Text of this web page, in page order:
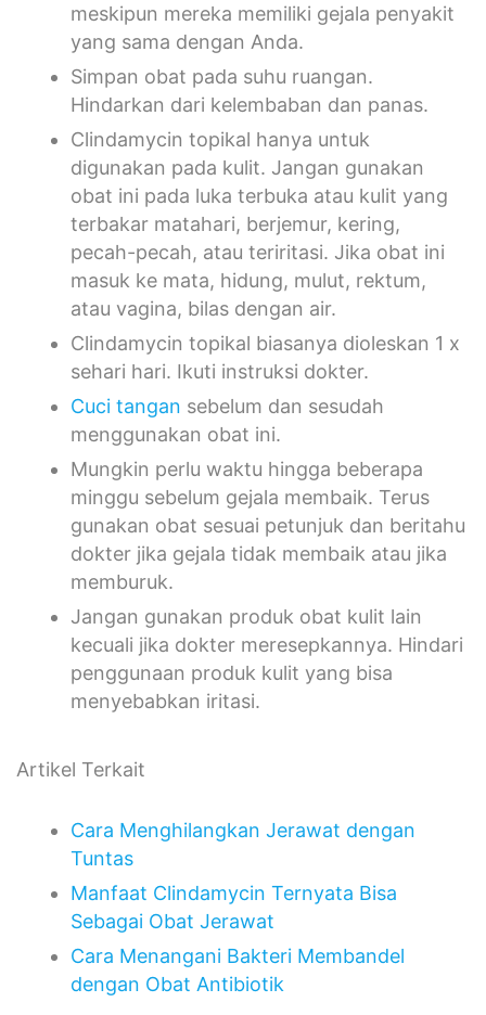
meskipun mereka memiliki gejala penyakit
yang sama dengan Anda.
Simpan obat pada suhu ruangan.
Hindarkan dari kelembaban dan panas.
Clindamycin topikal hanya untuk
digunakan pada kulit. Jangan gunakan
obat ini pada luka terbuka atau kulit yang
terbakar matahari, berjemur, kering,
pecah-pecah, atau teriritasi. Jika obat ini
masuk ke mata, hidung, mulut, rektum,
atau vagina, bilas dengan air.
Clindamycin topikal biasanya dioleskan 1 x
sehari hari. Ikuti instruksi dokter.
Cuci tangan sebelum dan sesudah
menggunakan obat ini.
Mungkin perlu waktu hingga beberapa
minggu sebelum gejala membaik. Terus
gunakan obat sesuai petunjuk dan beritahu
dokter jika gejala tidak membaik atau jika
memburuk.
Jangan gunakan produk obat kulit lain
kecuali jika dokter meresepkannya. Hindari
penggunaan produk kulit yang bisa
menyebabkan iritasi.
Artikel Terkait
Cara Menghilangkan Jerawat dengan
Tuntas
Manfaat Clindamycin Ternyata Bisa
Sebagai Obat Jerawat
Cara Menangani Bakteri Membandel
dengan Obat Antibiotik